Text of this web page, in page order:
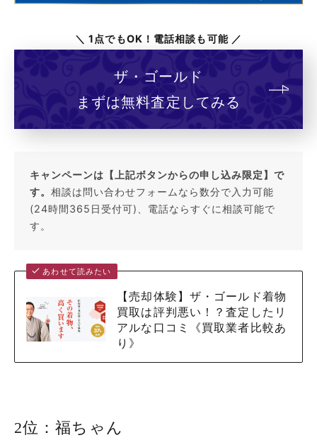
＼ 1点でもOK！電話相談も可能 ／
ザ・ゴールド
まずは無料査定してみる
キャンペーンは【上記ボタンからの申し込み限定】で
す。 相談は問い合わせフォームなら数分で入力可能
(24時間365日受付可)、電話ならすぐに相談可能で
す。
あわせて読みたい
【売却体験】ザ・ゴールド着物
買取は評判悪い！？査定したリ
アルな口コミ《買取業者比較あ
り》
2位：福ちゃん